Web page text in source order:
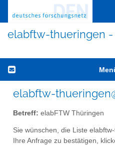
elabftw-thueringen -
elabftw-
Betreff: elabFTW Thüringen
Sie wünschen, die Liste
Ihre Anfrage zu bestätigen,